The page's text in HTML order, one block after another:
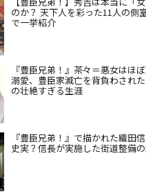
のか？ 天下人を彩った11人の側
で一挙紹介
『豊臣兄弟！』茶々＝悪女はほ
溺愛、豊臣家滅亡を背負わされ
の壮絶すぎる生涯
『豊臣兄弟！』で描かれた織田
史実？信長が実施した街道整備